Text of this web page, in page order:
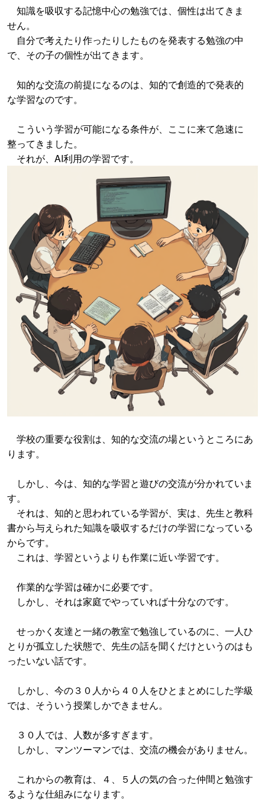
知識を吸収する記憶中心の勉強では、個性は出てきま
せん。
自分で考えたり作ったりしたものを発表する勉強の中
で、その子の個性が出てきます。
知的な交流の前提になるのは、知的で創造的で発表的
な学習なのです。
こういう学習が可能になる条件が、ここに来て急速に
整ってきました。
それが、AI利用の学習です。
学校の重要な役割は、知的な交流の場というところにあ
ります。
しかし、今は、知的な学習と遊びの交流が分かれていま
す。
それは、知的と思われている学習が、実は、先生と教科
書から与えられた知識を吸収するだけの学習になっている
からです。
これは、学習というよりも作業に近い学習です。
作業的な学習は確かに必要です。
しかし、それは家庭でやっていれば十分なのです。
せっかく友達と一緒の教室で勉強しているのに、一人ひ
とりが孤立した状態で、先生の話を聞くだけというのはも
ったいない話です。
しかし、今の３０人から４０人をひとまとめにした学級
では、そういう授業しかできません。
３０人では、人数が多すぎます。
しかし、マンツーマンでは、交流の機会がありません。
これからの教育は、４、５人の気の合った仲間と勉強す
るような仕組みになります。